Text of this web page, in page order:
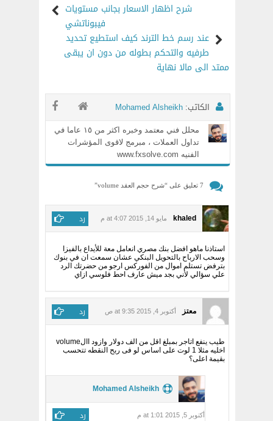
شرح اظهار الاسعار بجانب مستويات
فيبوناتشي
عند رسم خط الترند كيف استطيع تحديد
طرفيه والتحكم بطوله من دون ان يبقى
ممتد الى مالا نهاية
الكاتب: Mohamed Alsheikh
محلل فني معتمد وخبره اكثر من ١٥ عاما في
تداول العملات ، مبرمج لاقوى المؤشرات
الفنيه www.fxsolve.com
7 تعليق على “ شرح حجم العقد volume ”
khaled مايو 14, 2015 at 4:07 م رد
استاذنا ماهو افضل بنك مصري انعامل معة للأيداع بالفيزا
وسحب الارباح بالتحويل البنكي عشان سمعت ان في بنوك
بترفض تستلم اموال من الفوركس ارجو من حضرتك الرد
علي سؤالي لأني بجد ميش عارف احط فلوسي ازاي
معتز أكتوبر 4, 2015 at 9:35 ص رد
طيب ينفع اتاجر بمبلغ اقل من الف دولار وازود االvolume
اخليه مثلا 1 لوت على اساس لو فى ربح النقطه تتحسب
بقيمة اعلى؟
Mohamed Alsheikh
أكتوبر 5, 2015 at 1:01 م رد